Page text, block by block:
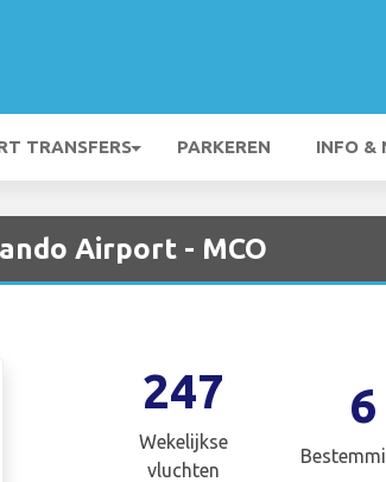
TRANSFERS PARKEREN INFO &
Airport - MCO
247
Wekelijkse
vluchten
6